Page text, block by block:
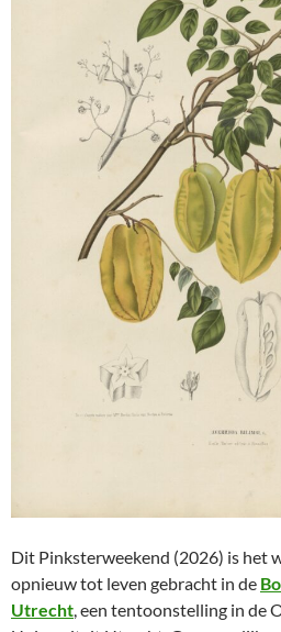
Dit Pinksterweekend (2026) is het
opnieuw tot leven gebracht in de
Utrecht, een tentoonstelling in de